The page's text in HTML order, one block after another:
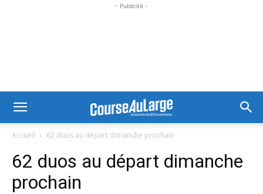
- Publicité -
Accueil 62 duos au départ dimanche prochain
62 duos au départ dimanche
prochain